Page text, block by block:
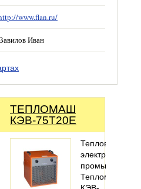
www.flan.ru/
Иван
ТЕПЛОМАШ
КЭВ-75Т20Е
электрический
Тепломаш